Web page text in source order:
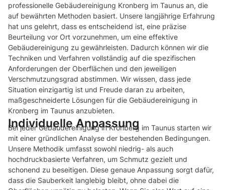
professionelle Gebäudereinigung Kronberg im Taunus an, die
auf bewährten Methoden basiert. Unsere langjährige Erfahrung
hat uns gelehrt, dass es entscheidend ist, eine präzise
Beurteilung vor Ort vorzunehmen, um eine effektive
Gebäudereinigung zu gewährleisten. Dadurch können wir die
Techniken und Verfahren vollständig auf die spezifischen
Anforderungen der Oberflächen und den jeweiligen
Verschmutzungsgrad abstimmen. Wir wissen, dass jede
Situation einzigartig ist und Freude daran zu arbeiten,
maßgeschneiderte Lösungen für die Gebäudereinigung in
Kronberg im Taunus anzubieten.
Individuelle Anpassung
Bei jeder Gebäudereinigung in Kronberg im Taunus starten wir
mit einer gründlichen Analyse der bestehenden Bedingungen.
Unsere Methodik umfasst sowohl niedrig- als auch
hochdruckbasierte Verfahren, um Schmutz gezielt und
schonend zu beseitigen. Diese genaue Anpassung sorgt dafür,
dass die Sauberkeit langlebig bleibt, ohne dabei die